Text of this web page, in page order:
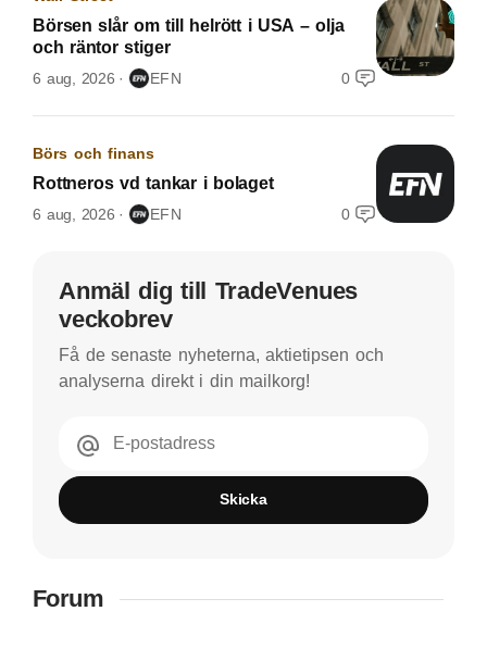
Börsen slår om till helrött i USA – olja
och räntor stiger
6 aug, 2026 EFN 0
Börs och finans
Rottneros vd tankar i bolaget
6 aug, 2026 EFN 0
Anmäl dig till TradeVenues
veckobrev
Få de senaste nyheterna, aktietipsen och
analyserna direkt i din mailkorg!
E-postadress
Skicka
Forum